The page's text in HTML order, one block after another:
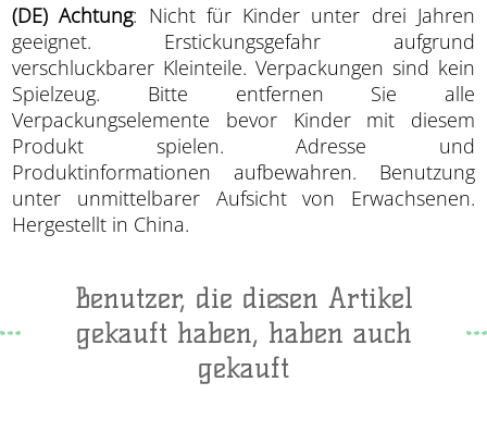
(DE) Achtung: Nicht für Kinder unter drei Jahren
geeignet. Erstickungsgefahr aufgrund
verschluckbarer Kleinteile. Verpackungen sind kein
Spielzeug. Bitte entfernen Sie alle
Verpackungselemente bevor Kinder mit diesem
Produkt spielen. Adresse und
Produktinformationen aufbewahren. Benutzung
unter unmittelbarer Aufsicht von Erwachsenen.
Hergestellt in China.
Benutzer, die diesen Artikel
gekauft haben, haben auch
gekauft